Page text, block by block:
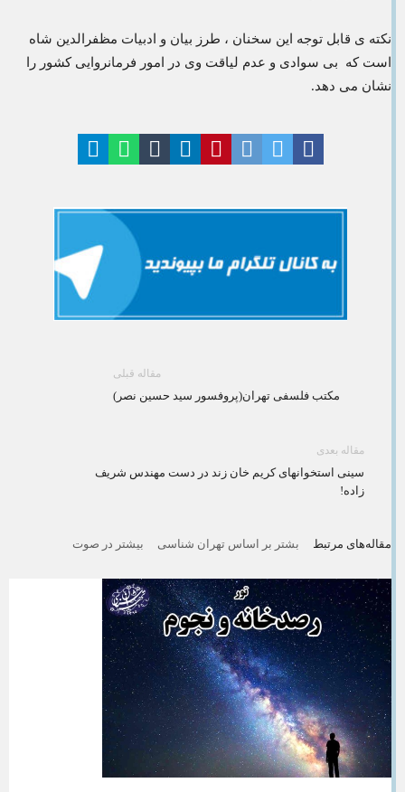
نکته ی قابل توجه این سخنان ، طرز بیان و ادبیات مظفرالدین شاه
است که بی سوادی و عدم لیاقت وی در امور فرمانروایی کشور را
نشان می دهد.
مقاله قبلی
مکتب فلسفی تهران(پروفسور سید حسین نصر)
مقاله بعدی
سینی استخوانهای کریم خان زند در دست مهندس شریف
زاده!
مقاله‌های مرتبط بشتر بر اساس تهران شناسی بیشتر در صوت